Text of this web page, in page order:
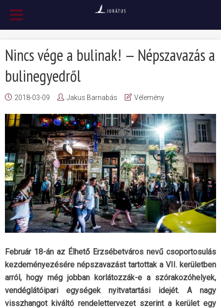
Nincs vége a bulinak! — Népszavazás a
bulinegyedről
2018-03-09 Jakus Barnabás Vélemény
Február 18-án az Élhető Erzsébetváros nevű csoportosulás
kezdeményezésére népszavazást tartottak a VII. kerületben
arról, hogy még jobban korlátozzák-e a szórakozóhelyek,
vendéglátóipari egységek nyitvatartási idejét. A nagy
visszhangot kiváltó rendelettervezet szerint a kerület egy